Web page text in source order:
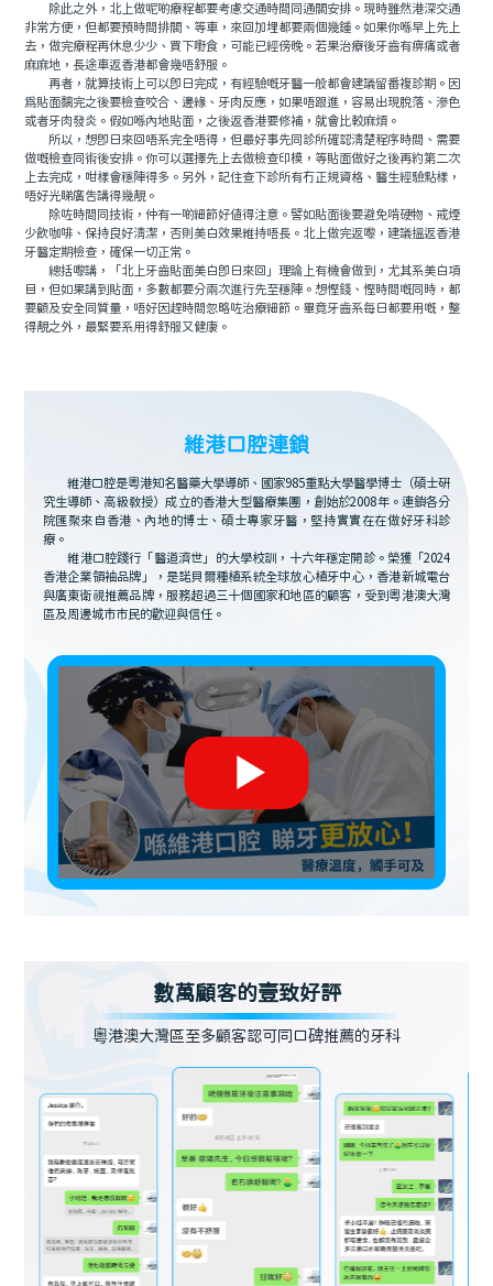
除此之外，北上做呢啲療程都要考慮交通時間同通關安排。現時雖然港深交通
非常方便，但都要預時間排關、等車，來回加埋都要兩個幾鍾。如果你喺早上先上
去，做完療程再休息少少、買下嘢食，可能已經傍晚。若果治療後牙齒有痹痛或者
麻麻地，長途車返香港都會幾唔舒服。
再者，就算技術上可以即日完成，有經驗嘅牙醫一般都會建議留番複診期。因
爲貼面黐完之後要檢查咬合、邊緣、牙肉反應，如果唔跟進，容易出現脫落、滲色
或者牙肉發炎。假如喺內地貼面，之後返香港要修補，就會比較麻煩。
所以，想即日來回唔系完全唔得，但最好事先同診所確認清楚程序時間、需要
做嘅檢查同術後安排。你可以選擇先上去做檢查印模，等貼面做好之後再約第二次
上去完成，咁樣會穩陣得多。另外，記住查下診所有冇正規資格、醫生經驗點樣，
唔好光睇廣告講得幾靚。
除咗時間同技術，仲有一啲細節好值得注意。譬如貼面後要避免啃硬物、戒煙
少飲咖啡、保持良好清潔，否則美白效果維持唔長。北上做完返嚟，建議搵返香港
牙醫定期檢查，確保一切正常。
總括嚟講，「北上牙齒貼面美白即日來回」理論上有機會做到，尤其系美白項
目，但如果講到貼面，多數都要分兩次進行先至穩陣。想慳錢、慳時間嘅同時，都
要顧及安全同質量，唔好因趕時間忽略咗治療細節。畢竟牙齒系每日都要用嘅，整
得靚之外，最緊要系用得舒服又健康。
維港口腔連鎖
維港口腔是粵港知名醫藥大學導師、國家985重點大學醫學博士（碩士研
究生導師、高級教授）成立的香港大型醫療集團，創始於2008年。連鎖各分
院匯聚來自香港、內地的博士、碩士專家牙醫，堅持實實在在做好牙科診
療。
維港口腔踐行「醫道濟世」的大學校訓，十六年穩定開診。榮獲「2024
香港企業領袖品牌」，是諾貝爾種植系統全球放心植牙中心，香港新城電台
與廣東衛視推薦品牌，服務超過三十個國家和地區的顧客，受到粵港澳大灣
區及周邊城市市民的歡迎與信任。
數萬顧客的壹致好評
粵港澳大灣區至多顧客認可同口碑推薦的牙科